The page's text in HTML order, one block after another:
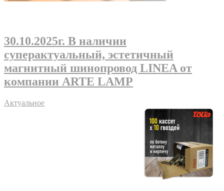
30.10.2025г. В наличии
суперактуальный, эстетичный
магнитный шинопровод LINEA от
компании ARTE LAMP
Актуальное